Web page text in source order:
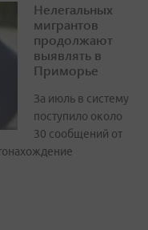
Нелегальных
мигрантов
продолжают
выявлять в
Приморье
За июль в систему
поступило около
30 сообщений от